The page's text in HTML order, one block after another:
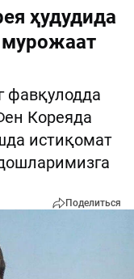
ҳудудида
мурожаат
фавқулодда
Кореяда
истиқомат
Поделиться